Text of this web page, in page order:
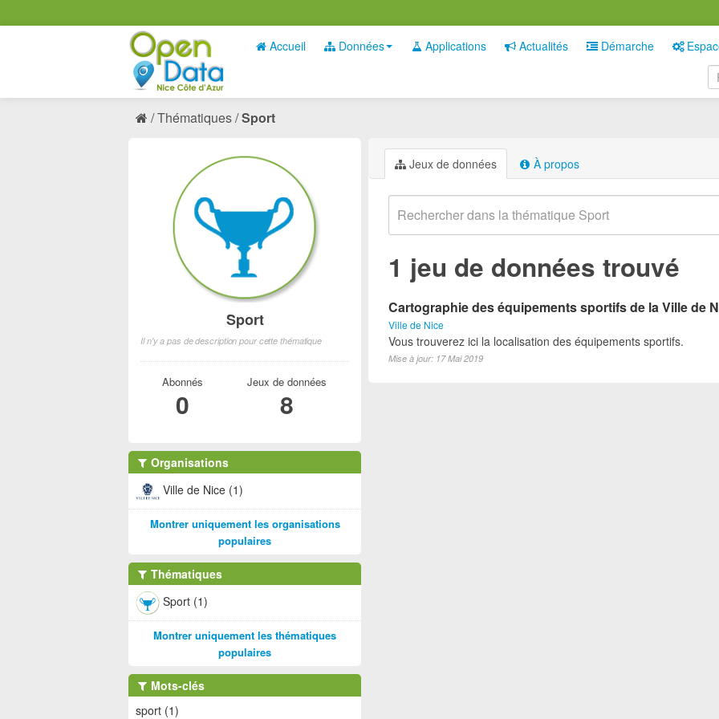
Accueil Données Applications Actualités Démarche
Thématiques Sport
Jeux de données À propos
1 jeu de données trouvé
Cartographie des équipements sportifs de la Ville de
Ville de Nice
Vous trouverez ici la localisation des équipements sportifs.
Mise à jour: 17 Mai 2019
Sport
Il n'y a pas de description pour cette thématique
Abonnés
0
Jeux de données
8
Organisations
Ville de Nice (1)
Montrer uniquement les organisations
populaires
Thématiques
Sport (1)
Montrer uniquement les thématiques
populaires
Mots-clés
sport (1)